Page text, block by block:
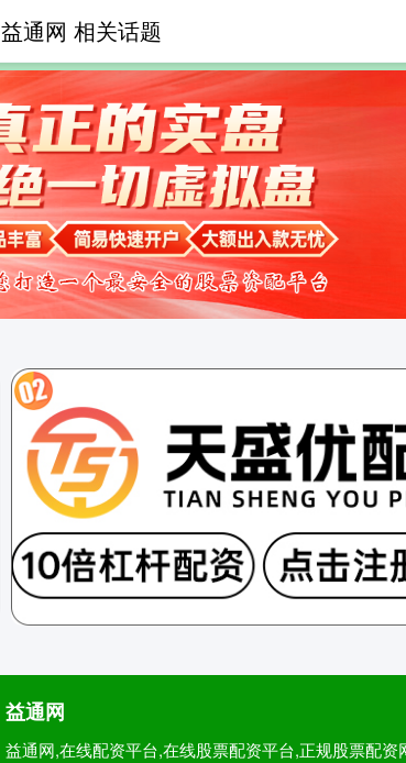
在线配资平台
益通网
益通网,在线配资平台,在线股票配资平台,正规股票配
益通网 相关话题